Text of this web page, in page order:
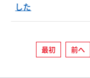
した
最初 前へ